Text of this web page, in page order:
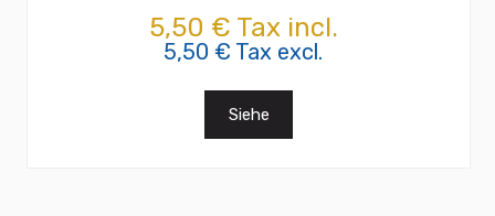
5,50 € Tax incl.
5,50 € Tax excl.
Siehe